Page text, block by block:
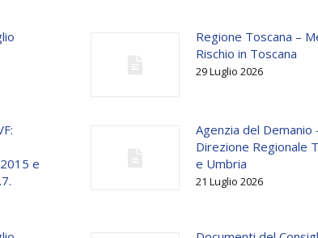
Regione Toscana –
Rischio in Toscana
29 Luglio 2026
e
Agenzia del Demanio
Direzione Regionale
e Umbria
21 Luglio 2026